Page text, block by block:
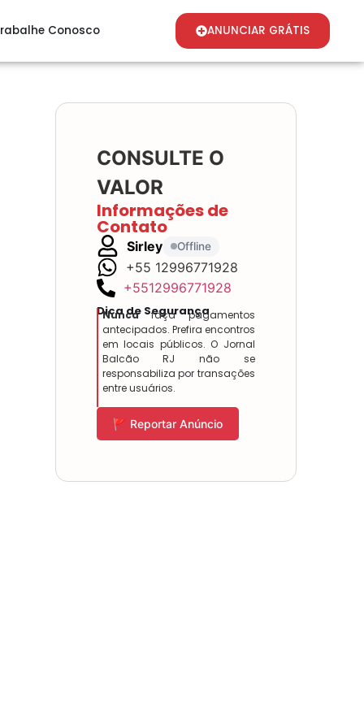
Conosco ANUNCIAR GRÁTIS
CONSULTE O
VALOR
Informações de
Contato
Sirley Offline
+55 12996771928
+5512996771928
Dica de Segurança
Nuncafaça pagamentos
antecipados. Prefira encontros
em locais públicos. O Jornal
Balcão RJ não se
responsabiliza por transações
entre usuários.
🚩 Reportar Anúncio